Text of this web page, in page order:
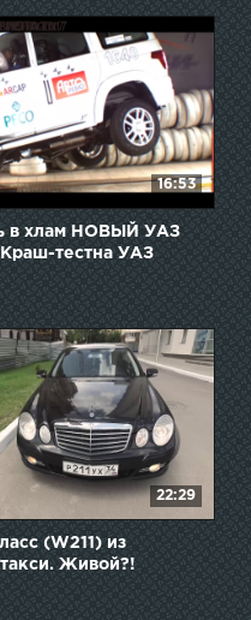
16:53
в хлам НОВЫЙ УАЗ
тестна УАЗ
Обзор Лиса Рулит.
22:29
(W211) из
Живой?!